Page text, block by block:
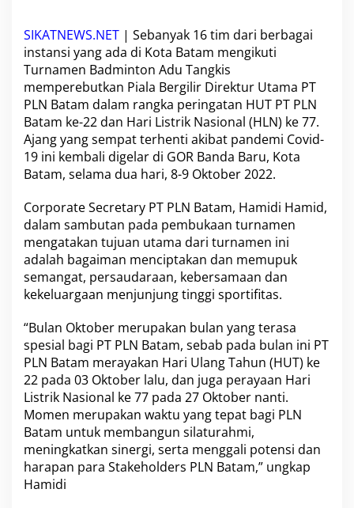
a
h
m
i
A
n
t
r
I
n
t
n
s
i
,
P
T
L
N
B
a
t
a
m
G
e
a
SIKATNEWS.NET | Sebanyak 16 tim dari berbagai
instansi yang ada di Kota Batam mengikuti
Turnamen Badminton Adu Tangkis
memperebutkan Piala Bergilir Direktur Utama PT
PLN Batam dalam rangka peringatan HUT PT PLN
Batam ke-22dan Hari Listrik Nasional (HLN) ke 77.
Ajang yang sempat terhenti akibat pandemi Covid-
19 ini kembali digelar di GOR Banda Baru, Kota
Batam, selama dua hari, 8-9 Oktober 2022.
Corporate Secretary PT PLN Batam, Hamidi Hamid,
dalam sambutan pada pembukaan turnamen
mengatakan tujuan utama dari turnamen ini
adalah bagaiman menciptakan dan memupuk
semangat, persaudaraan, kebersamaan dan
kekeluargaan menjunjung tinggi sportifitas.
“Bulan Oktober merupakan bulan yang terasa
spesial bagi PT PLN Batam, sebab pada bulan ini PT
PLN Batam merayakan Hari Ulang Tahun (HUT) ke
22 pada 03 Oktober lalu, dan juga perayaan Hari
Listrik Nasional ke 77 pada 27 Oktober nanti.
Momen merupakan waktu yang tepat bagi PLN
Batam untuk membangun silaturahmi,
meningkatkan sinergi, serta menggali potensi dan
harapan para Stakeholders PLN Batam,” ungkap
Hamidi